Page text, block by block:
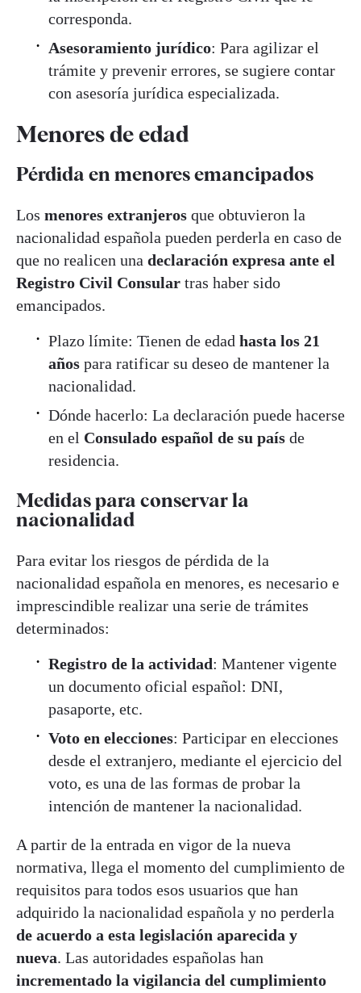
corresponda.
Asesoramiento jurídico: Para agilizar el
trámite y prevenir errores, se sugiere contar
con asesoría jurídica especializada.
Menores de edad
Pérdida en menores emancipados
Los menores extranjeros que obtuvieron la
nacionalidad española pueden perderla en caso de
que no realicen una declaración expresa ante el
Registro Civil Consular tras haber sido
emancipados.
Plazo límite: Tienen de edad hasta los 21
años para ratificar su deseo de mantener la
nacionalidad.
Dónde hacerlo: La declaración puede hacerse
en el Consulado español de su país de
residencia.
Medidas para conservar la
nacionalidad
Para evitar los riesgos de pérdida de la
nacionalidad española en menores, es necesario e
imprescindible realizar una serie de trámites
determinados:
Registro de la actividad: Mantener vigente
un documento oficial español: DNI,
pasaporte, etc.
Voto en elecciones: Participar en elecciones
desde el extranjero, mediante el ejercicio del
voto, es una de las formas de probar la
intención de mantener la nacionalidad.
A partir de la entrada en vigor de la nueva
normativa, llega el momento del cumplimiento de
requisitos para todos esos usuarios que han
adquirido la nacionalidad española y no perderla
de acuerdo a esta legislación aparecida y
nueva. Las autoridades españolas han
incrementado la vigilancia del cumplimiento